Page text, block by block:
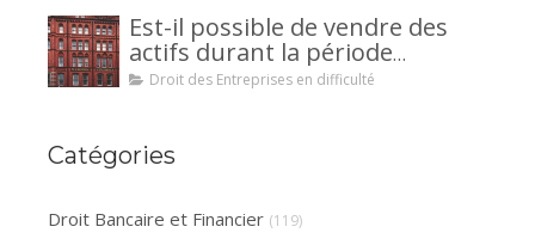
la caution.
Est-il possible de vendre des
actifs durant la période
d’observation d’un
Droit des Entreprises en difficulté
Catégories
Droit Bancaire et Financier (119)